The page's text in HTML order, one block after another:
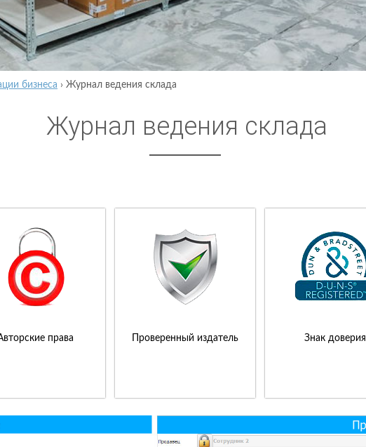
бизнеса › Журнал ведения склада
Журнал ведения склада
права Проверенный издатель Знак доверия